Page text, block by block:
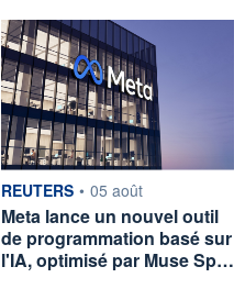
information fournie par
REUTERS • 05 août
Meta lance un nouvel outil
de programmation basé sur
l'IA, optimisé par Muse Sp…